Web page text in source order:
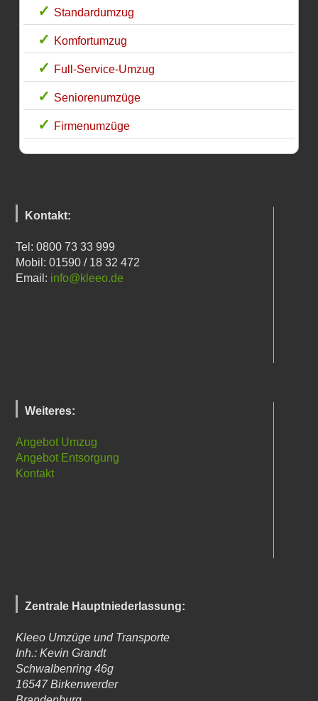
Standardumzug
Komfortumzug
Full-Service-Umzug
Seniorenumzüge
Firmenumzüge
Kontakt:
Tel: 0800 73 33 999
Mobil: 01590 / 18 32 472
Email: info@kleeo.de
Weiteres:
Angebot Umzug
Angebot Entsorgung
Kontakt
Zentrale Hauptniederlassung:
Kleeo Umzüge und Transporte
Inh.: Kevin Grandt
Schwalbenring 46g
16547 Birkenwerder